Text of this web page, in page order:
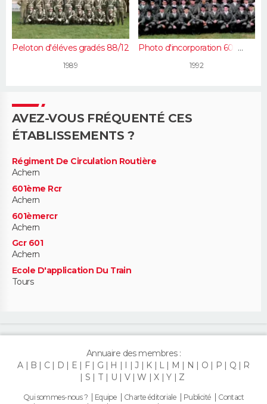
Peloton d'éléves gradés 88/12
1989
Photo d'incorporation 601RCR
oct1992
1992
AVEZ-VOUS FRÉQUENTÉ CES
ÉTABLISSEMENTS ?
Régiment De Circulation Routière
Achern
601ème Rcr
Achern
601èmercr
Achern
Gcr 601
Achern
Ecole D'application Du Train
Tours
Annuaire des membres :
A
B C D E F G H I J K L M N O P Q
R
S
T U V W X Y Z
Qui sommes-nous ? Equipe Charte éditoriale Publicité
Contact